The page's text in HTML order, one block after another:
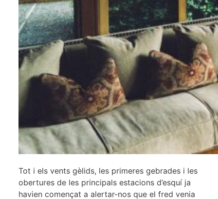
Tot i els vents gèlids, les primeres gebrades i les
obertures de les principals estacions d’esquí ja
havien començat a alertar-nos que el fred venia